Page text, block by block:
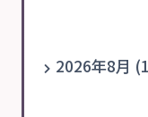
2026年8月